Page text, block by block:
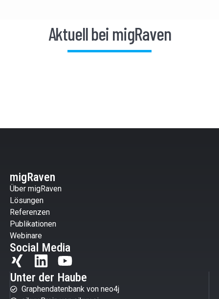
Aktuell bei migRaven
migRaven
Über migRaven
Lösungen
Referenzen
Publikationen
Webinare
Social Media
Unter der Haube
Graphendatenbank von neo4j